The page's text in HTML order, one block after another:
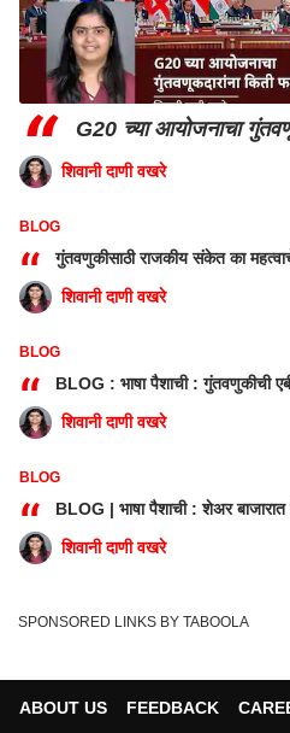
“ G20 च्या आयोजनाचा
शिवानी दाणी वखरे
BLOG
“
गुंतवणुकीसाठी राजकीय संकेत का
शिवानी दाणी वखरे
BLOG
“
BLOG : भाषा पैशाची : गुंतवणुकीची
शिवानी दाणी वखरे
BLOG
“
BLOG | भाषा पैशाची : शेअर
शिवानी दाणी वखरे
SPONSORED LINKS BY TABOOLA
ABOUT US FEEDBACK